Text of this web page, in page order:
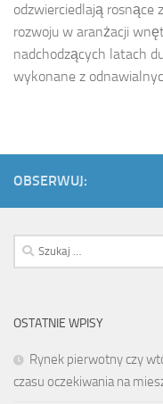
odzwierciedlają rosnące
rozwoju w aranżacji
nadchodzących latach
wykonane z
OBSERWUJ:
Szukaj:
OSTATNIE WPISY
Rynek pierwotny czy
czasu oczekiwania na